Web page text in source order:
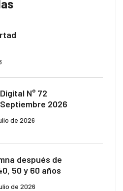
N° 72
2026
de 2026
después de
50 y 60 años
de 2026